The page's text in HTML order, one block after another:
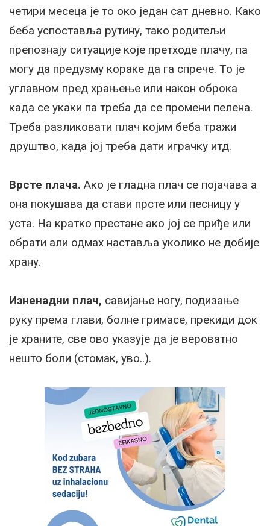
четири месеца је то око један сат дневно. Како
беба успоставља рутину, тако родитељи
препознају ситуације које претходе плачу, па
могу да предузму кораке да га спрече. То је
углавном пред храњење или након оброка
када се укаки па треба да се промени пелена.
Треба разликовати плач којим беба тражи
друштво, када јој треба дати играчку итд.
Врсте плача. Ако је гладна плач се појачава а
она покушава да стави прсте или песницу у
уста. На кратко престане ако јој се приђе или
обрати али одмах наставља уколико не добије
храну.
Изненадни плач, савијање ногу, подизање
руку према глави, болне гримасе, прекиди док
је храните, све ово указује да је вероватно
нешто боли (стомак, уво..).